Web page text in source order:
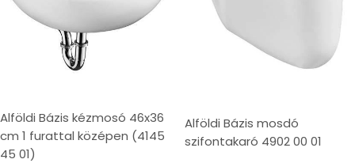
Alföldi Bázis kézmosó 46x36
cm 1 furattal középen (4145
45 01)
Alföldi Bázis mosdó
szifontakaró 4902 00 01